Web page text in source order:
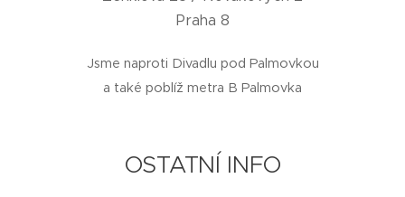
Praha 8
Jsme naproti Divadlu pod Palmovkou
a také poblíž metra B Palmovka
OSTATNÍ INFO